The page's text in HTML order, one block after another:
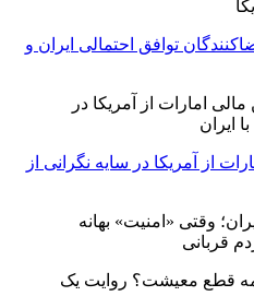
توافق احتمالی ایران و
از آمریکا در سایه نگرانی از
دکمه قطع معیشت؟ روایت یک